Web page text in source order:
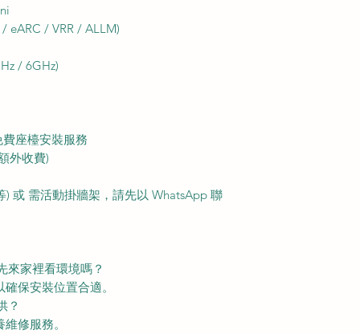
eARC / VRR / ALLM)
/ 6GHz)
座檯安裝服務
外收費)
或 需活動掛牆架，請先以 WhatsApp 聯
來家裡看環境嗎？
保安裝位置合適。
？
修服務。